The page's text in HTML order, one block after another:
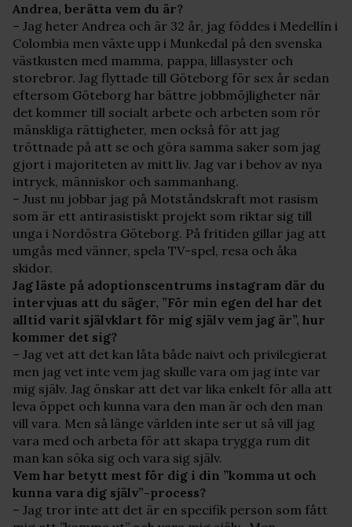
Andrea, berätta vem du är?
– Jag heter Andrea och är 32 år, jag föddes i Medellín i
Colombia men växte upp i Munkedal på den svenska
västkusten med mamma, pappa, lillasyster och
storebror. Jag flyttade till Göteborg för sex år sedan
eftersom Göteborg har bättre jobbmöjligheter när
det kommer till socialt arbete och arbeten som rör
mänskliga rättigheter, men också för att jag
tröttnade på att se och göra samma saker som jag
gjort i majoriteten av mitt liv. Jag var i behov av nya
intryck, människor och sammanhang.
– Just nu jobbar jag på Motståndskraft mot rasism
som är ett antirasistiskt projekt som riktar sig till
unga i Nordöstra Göteborg. På fritiden gillar jag att
umgås med vänner, spela TV-spel, resa och åka
skidor.
Jag läste på adoptionscentrums instagram där du
intervjuas att du säger, ”För min egen del har det
alltid varit självklart för mig själv vem jag är”, hur
kommer det sig?
– Jag vet att det kan låta både naivt och privilegierat
men jag vet inte vem jag skulle vara om jag inte var
mig själv. Jag önskar att det var lika enkelt för alla att
leva öppet och kunna vara den man är och den man
vill vara. Men så länge världen inte ser ut så vill jag
vara med och arbeta för att skapa trygga rum dit
man kan söka sig och vara sig själv.
Vem har betytt mest för dig i din ”komma ut och
kunna vara dig själv”-process?
– Jag tror inte att det är en specifik person som fått